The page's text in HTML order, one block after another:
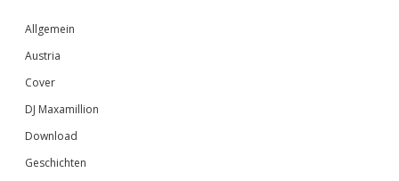
Sidebar
Allgemein
Austria
Cover
DJ Maxamillion
Download
Geschichten